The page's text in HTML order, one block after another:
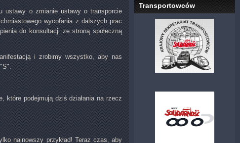
ustawy o zmianie ustawy o transporcie
wycofania z dalszych prac
do konsultacji ze stroną społeczną
i zrobimy wszystko, aby nas
podejmują dziś działania na rzecz
najnowszy przykład! Teraz czas, aby
Transportowców